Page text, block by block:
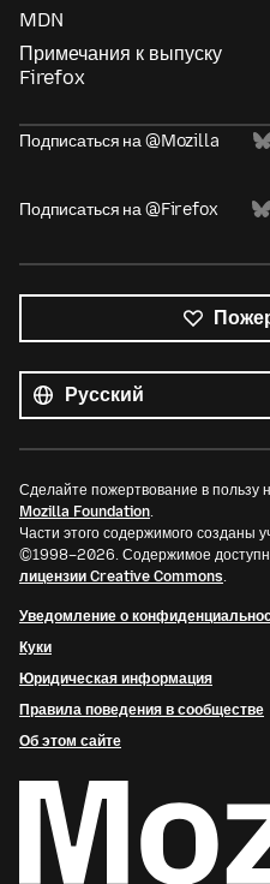
MDN
Примечания к выпуску
Firefox
Подписаться на @Mozilla
Подписаться на @Firefox
языки
Язык
Сделайте пожертвование в пользу
Mozilla Foundation.
Части этого содержимого созданы
©1998–2026. Содержимое
лицензии Creative Commons.
Уведомление о
Куки
Юридическая информация
Правила поведения в сообществе
Об этом сайте